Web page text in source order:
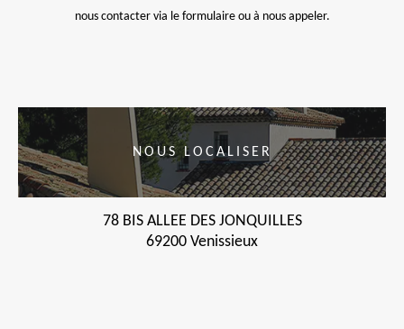
nous contacter via le formulaire ou à nous appeler.
NOUS LOCALISER
78 BIS ALLEE DES JONQUILLES
69200 Venissieux